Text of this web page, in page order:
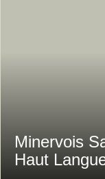
Minervois
Haut